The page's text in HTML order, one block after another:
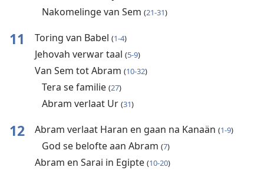
Nakomelinge van Sem (21-31)
11 Toring van Babel (1-4)
Jehovah verwar taal (5-9)
Van Sem tot Abram (10-32)
Tera se familie (27)
Abram verlaat Ur (31)
12 Abram verlaat Haran en gaan na Kanaän (1-9)
God se belofte aan Abram (7)
Abram en Sarai in Egipte (10-20)